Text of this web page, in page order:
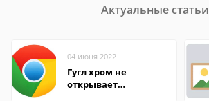
Актуальные статьи
04 июня 2022
Гугл хром не
открывает